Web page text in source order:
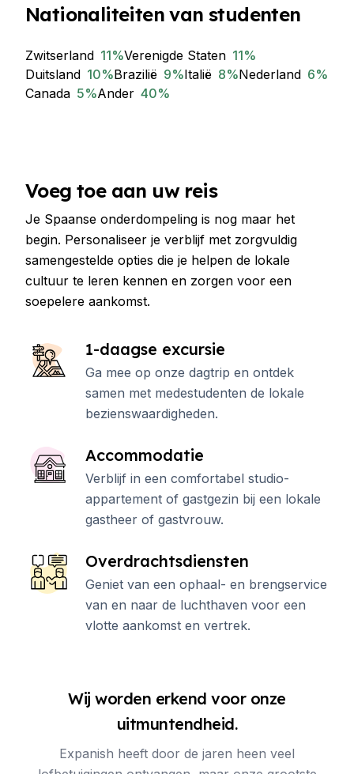
Nationaliteiten van studenten
Zwitserland 11%Verenigde Staten 11%
Duitsland 10%Brazilië 9%Italië 8%Nederland 6%
Canada 5%Ander 40%
Voeg toe aan uw reis
Je Spaanse onderdompeling is nog maar het
begin. Personaliseer je verblijf met zorgvuldig
samengestelde opties die je helpen de lokale
cultuur te leren kennen en zorgen voor een
soepelere aankomst.
1-daagse excursie
Ga mee op onze dagtrip en ontdek
samen met medestudenten de lokale
bezienswaardigheden.
Accommodatie
Verblijf in een comfortabel studio-
appartement of gastgezin bij een lokale
gastheer of gastvrouw.
Overdrachtsdiensten
Geniet van een ophaal- en brengservice
van en naar de luchthaven voor een
vlotte aankomst en vertrek.
Wij worden erkend voor onze
uitmuntendheid.
Expanish heeft door de jaren heen veel